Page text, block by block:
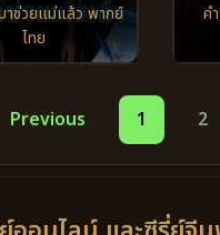
าช่วยแม่แล้ว พากย์
ไทย
ค
Previous 1 2